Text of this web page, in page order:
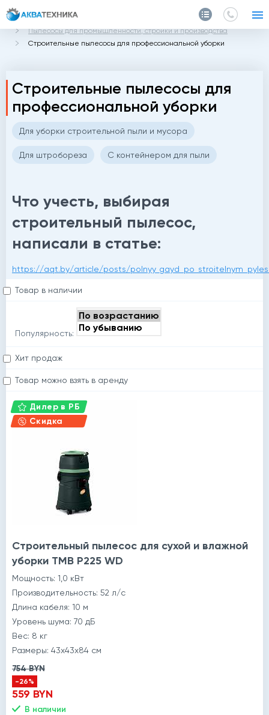
Главная
Каталог
Пылесосы для промышленности, стройки и производства
Строительные пылесосы для профессиональной уборки
Строительные пылесосы для
профессиональной уборки
Для уборки строительной пыли и мусора
Для штробореза С контейнером для пыли
Что учесть, выбирая
строительный пылесос,
написали в статье:
https://aqt.by/article/posts/
Товар в наличии
Популярность:
Хит продаж
Товар можно взять в аренду
Дилер в РБ
Скидка
Строительный пылесос для сухой и влажной
уборки TMB P225 WD
Мощность: 1,0 кВт
Производительность: 52 л/с
Длина кабеля: 10 м
Уровень шума: 70 дБ
Вес: 8 кг
Размеры: 43x43x84 см
754 BYN
-26%
559 BYN
В наличии